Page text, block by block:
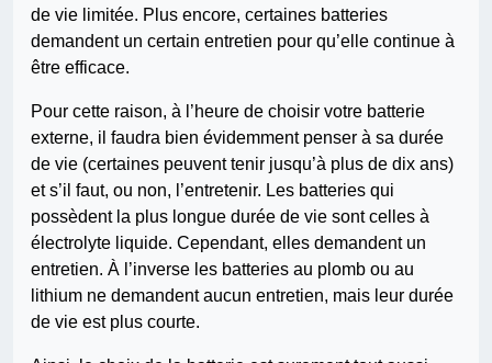
de vie limitée. Plus encore, certaines batteries
demandent un certain entretien pour qu’elle continue à
être efficace.
Pour cette raison, à l’heure de choisir votre batterie
externe, il faudra bien évidemment penser à sa durée
de vie (certaines peuvent tenir jusqu’à plus de dix ans)
et s’il faut, ou non, l’entretenir. Les batteries qui
possèdent la plus longue durée de vie sont celles à
électrolyte liquide. Cependant, elles demandent un
entretien. À l’inverse les batteries au plomb ou au
lithium ne demandent aucun entretien, mais leur durée
de vie est plus courte.